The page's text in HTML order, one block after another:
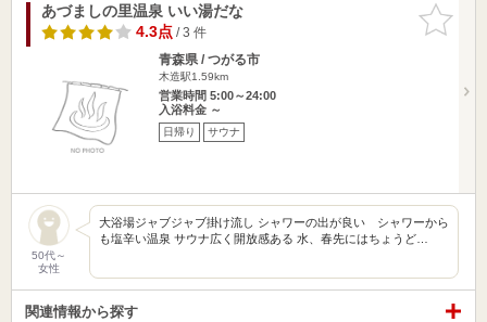
お気に入
りに追加
あづましの里温泉 いい湯だな
4.3点/ 3 件
青森県 / つがる市
木造駅1.59km
営業時間 5:00～24:00
入浴料金 ～
日帰り サウナ
50代～
女性
大浴場ジャブジャブ掛け流し シャワーの出が良い シャワーから
も塩辛い温泉 サウナ広く開放感ある 水、春先にはちょうど…
関連情報から探す